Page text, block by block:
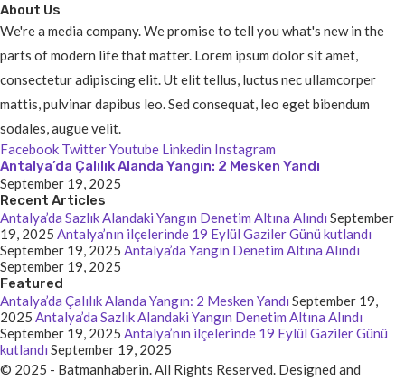
About Us
We're a media company. We promise to tell you what's new in the
parts of modern life that matter. Lorem ipsum dolor sit amet,
consectetur adipiscing elit. Ut elit tellus, luctus nec ullamcorper
mattis, pulvinar dapibus leo. Sed consequat, leo eget bibendum
sodales, augue velit.
Facebook TwitterYoutube Linkedin Instagram
Antalya’da Çalılık Alanda Yangın: 2 Mesken Yandı
September 19, 2025
Recent Articles
Antalya’da Sazlık Alandaki Yangın Denetim Altına Alındı September
19, 2025 Antalya’nın ilçelerinde 19 Eylül Gaziler Günü kutlandı
September 19, 2025 Antalya’da Yangın Denetim Altına Alındı
September 19, 2025
Featured
Antalya’da Çalılık Alanda Yangın: 2 Mesken Yandı September 19,
2025 Antalya’da Sazlık Alandaki Yangın Denetim Altına Alındı
September 19, 2025 Antalya’nın ilçelerinde 19 Eylül Gaziler Günü
kutlandı September 19, 2025
© 2025 - Batmanhaberin. All Rights Reserved. Designed and